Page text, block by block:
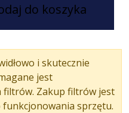
do koszyka
i skutecznie
jest
filtrów. Zakup filtrów jest
funkcjonowania sprzętu.